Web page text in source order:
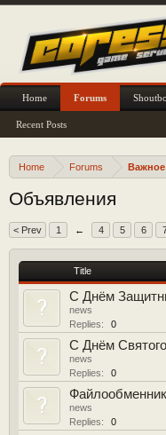
Home Forums Важное
Объявления
< Prev 1 ← 4 5 6
Title
С Днём
news
Replies:
0
С Днём
news
Replies:
0
Файлообменник
news
Replies:
0
Home Forums
Recent Posts